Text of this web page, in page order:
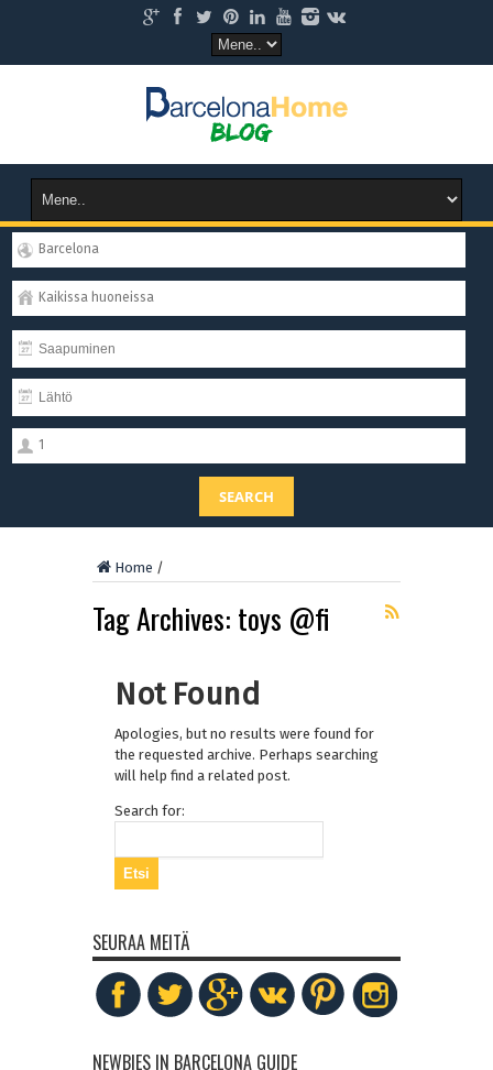
Barcelona
Kaikissa huoneissa
1
SEARCH
Home /
Tag Archives: toys @fi
Not Found
Apologies, but no results were found for
the requested archive. Perhaps searching
will help find a related post.
Search for:
SEURAA MEITÄ
NEWBIES IN BARCELONA GUIDE